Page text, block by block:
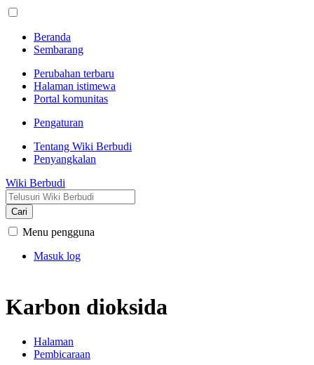
Beranda
Sembarang
Perubahan terbaru
Halaman istimewa
Portal komunitas
Pengaturan
Tentang Wiki Berbudi
Penyangkalan
Wiki Berbudi
Cari
Menu pengguna
Masuk log
Karbon dioksida
Halaman
Pembicaraan